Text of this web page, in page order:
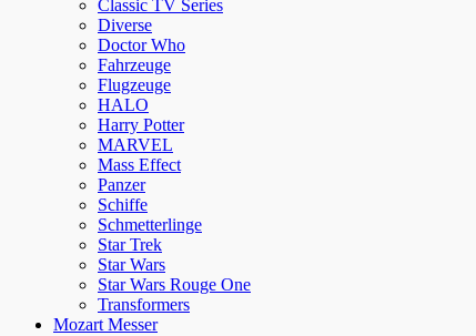
Classic TV Series
Diverse
Doctor Who
Fahrzeuge
Flugzeuge
HALO
Harry Potter
MARVEL
Mass Effect
Panzer
Schiffe
Schmetterlinge
Star Trek
Star Wars
Star Wars Rouge One
Transformers
Mozart Messer